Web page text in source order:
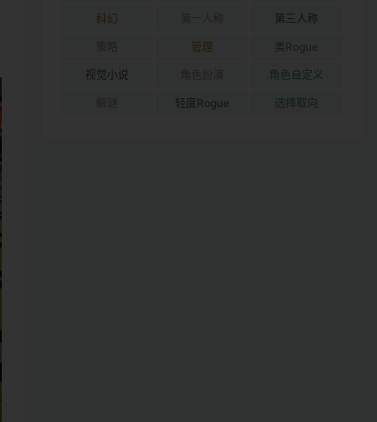
科幻 第三人称
管理 类Rogue
视觉小说 角色自定义
轻度Rogue 选择取向